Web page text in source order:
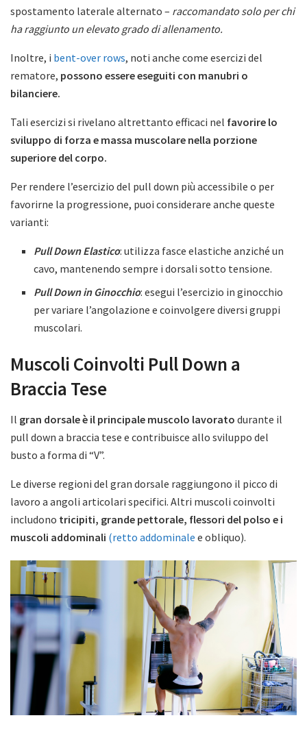
spostamento laterale alternato – raccomandato solo per chi
ha raggiunto un elevato grado di allenamento.
Inoltre, i bent-over rows, noti anche come esercizi del
rematore, possono essere eseguiti con manubri o
bilanciere.
Tali esercizi si rivelano altrettanto efficaci nel favorire lo
sviluppo di forza e massa muscolare nella porzione
superiore del corpo.
Per rendere l’esercizio del pull down più accessibile o per
favorirne la progressione, puoi considerare anche queste
varianti:
Pull Down Elastico: utilizza fasce elastiche anziché un
cavo, mantenendo sempre i dorsali sotto tensione.
Pull Down in Ginocchio: esegui l’esercizio in ginocchio
per variare l’angolazione e coinvolgere diversi gruppi
muscolari.
Muscoli Coinvolti Pull Down a
Braccia Tese
Il gran dorsale è il principale muscolo lavorato durante il
pull down a braccia tese e contribuisce allo sviluppo del
busto a forma di “V”.
Le diverse regioni del gran dorsale raggiungono il picco di
lavoro a angoli articolari specifici. Altri muscoli coinvolti
includono tricipiti, grande pettorale, flessori del polso e i
muscoli addominali (retto addominale e obliquo).